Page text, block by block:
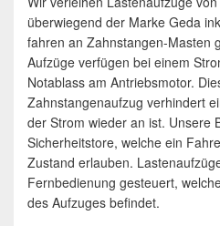
überwiegend der Marke Geda
fahren an Zahnstangen-Masten
Aufzüge verfügen bei einem
Notablass am Antriebsmotor.
Zahnstangenaufzug verhindert
der Strom wieder an ist. Unsere
Sicherheitstore, welche ein
Zustand erlauben.
Fernbedienung gesteuert,
des Aufzuges befindet.